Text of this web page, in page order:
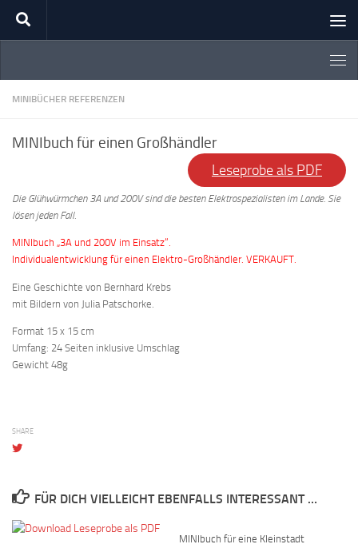
Zum Inhalt springen
MINIBÜCHER REFERENZEN
MINIbuch für einen Großhändler
Leseprobe als PDF
Die Glühwürmchen 3A und 200V sind die besten Elektrospezialisten im Lande. Sie
lösen jeden Fall.
MINIbuch „3A und 200V im Einsatz“.
Individualentwicklung für einen Elektro-Großhändler. VERKAUFT.
Eine Geschichte von Bernhard Krebs
mit Bildern von Julia Patschorke.
Format 15 x 15 cm
Umfang: 24 Seiten inklusive Umschlag
Gewicht 48g
SHARE
FÜR DICH VIELLEICHT EBENFALLS INTERESSANT …
MINIbuch für eine Kleinstadt